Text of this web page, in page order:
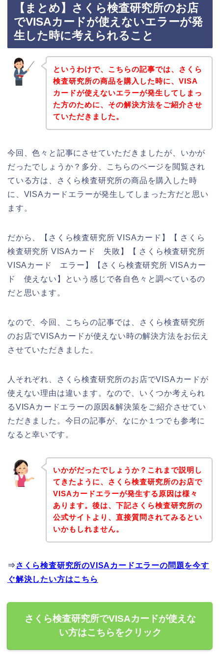
【まとめ】さくら検査研究所のお店
でVISAカードが使えないエラーが発
生した時に考えられること
というわけで、こちらの記事では、さくら
検査研究所の商品を購入した時に、VISA
カードが使えないエラーが発生してしまっ
た方のために、その解決方法をご紹介させ
ていただきました。
今回、色々と記事にさせていただきましたが、いかが
だったでしょうか？多分、こちらのページを閲覧され
ている方は、さくら検査研究所の商品を購入した時
に、VISAカードエラーが発生してしまった方だと思い
ます。
だから、【さくら検査研究所 VISAカード】【 さくら
検査研究所 VISAカード 失敗】【 さくら検査研究所
VISAカード エラー】【さくら検査研究所 VISAカー
ド 使えない】という感じで各自色々と調べているの
だと思います。
なので、今回、こちらの記事では、さくら検査研究所
のお店でVISAカードが使えない時の解決方法をお伝え
させていただきました。
人それぞれ、さくら検査研究所のお店でVISAカードが
使えない理由は違います。なので、いくつか考えられ
るVISAカードエラーの原因&解決策をご紹介させてい
ただきました。今日の記事が、なにか１つでも参考に
なると幸いです。
いかがだったでしょうか？これまで説明し
てきたように、さくら検査研究所のお店で
VISAカードエラーが発生する原因は様々
あります。後は、下記さくら検査研究所の
公式サイトより、直接質問されてみるとい
いかもしれません。
⇒ さくら検査研究所のVISAカードエラーの問題を今す
ぐ解決したい方はこちら
さくら検査研究所でVISAカードが使えな
い方はこちらをクリック